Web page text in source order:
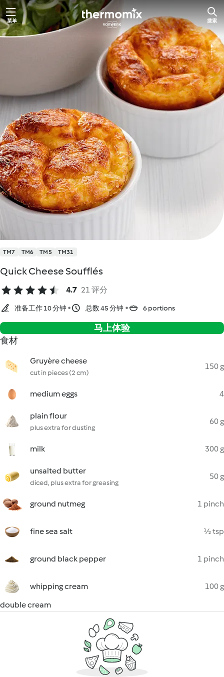
跳
至
主
菜单 搜索
TM7 TM6 TM5 TM31
Quick Cheese Soufflés
4.7 21 评分
准备工作 10 分钟 总数 45 分钟 6 portions
马上体验
食材
Gruyère cheese
cut in pieces (2 cm)
150 g
medium eggs 4
plain flour
plus extra for dusting
60 g
milk 300 g
unsalted butter
diced, plus extra for greasing
50 g
ground nutmeg 1 pinch
fine sea salt ½ tsp
ground black pepper 1 pinch
whipping cream
100 g
double cream